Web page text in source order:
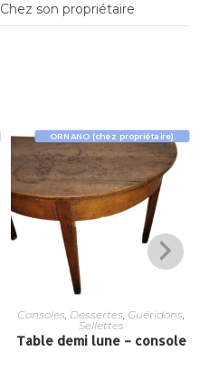
Chez son propriétaire
ORNANO (chez propriétaire)
Consoles Dessertes Guéridons
Sellettes
Table demi lune – console